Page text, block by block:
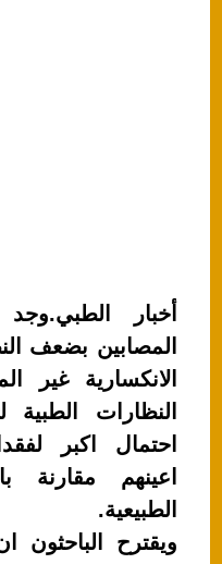
أخبار
المصابين بضعف
الانكسارية غير
النظارات
احتمال اكبر
اعينهم مقارنة
الطبيعية.
ويقترح الباحثون